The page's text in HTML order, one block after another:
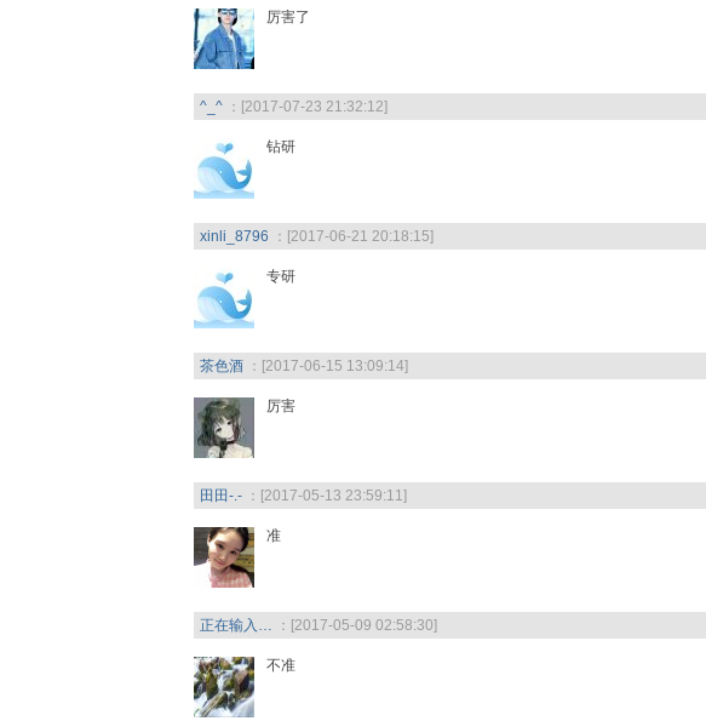
厉害了
^_^ ：[2017-07-23 21:32:12]
钻研
xinli_8796 ：[2017-06-21 20:18:15]
专研
茶色酒 ：[2017-06-15 13:09:14]
厉害
田田-.- ：[2017-05-13 23:59:11]
准
正在输入… ：[2017-05-09 02:58:30]
不准